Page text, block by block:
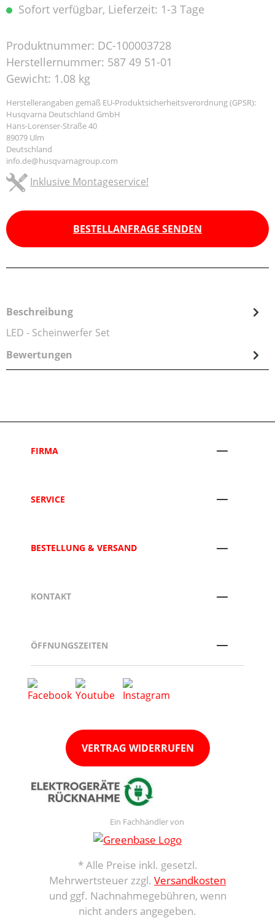
Sofort verfügbar, Lieferzeit: 1-3 Tage
Produktnummer: DC-100003728
Herstellernummer: 587 49 51-01
Gewicht: 1.08 kg
Herstellerangaben gemäß EU-Produktsicherheitsverordnung (GPSR):
Husqvarna Deutschland GmbH
Hans-Lorenser-Straße 40
89079 Ulm
Deutschland
info.de@husqvarnagroup.com
Inklusive Montageservice!
BESTELLANFRAGE SENDEN
Beschreibung
LED - Scheinwerfer Set
Bewertungen
FIRMA
SERVICE
BESTELLUNG & VERSAND
KONTAKT
ÖFFNUNGSZEITEN
VERTRAG WIDERRUFEN
Ein Fachhändler von
* Alle Preise inkl. gesetzl.
Mehrwertsteuer zzgl. Versandkosten
und ggf. Nachnahmegebühren, wenn
nicht anders angegeben.